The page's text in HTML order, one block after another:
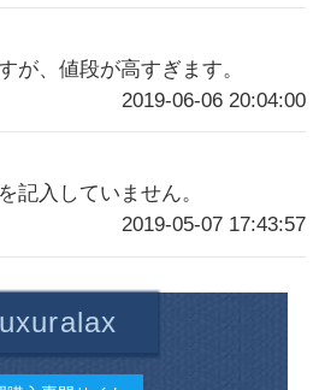
が、値段が高すぎます。
2019-06-06 20:04:00
記入していません。
2019-05-07 17:43:57